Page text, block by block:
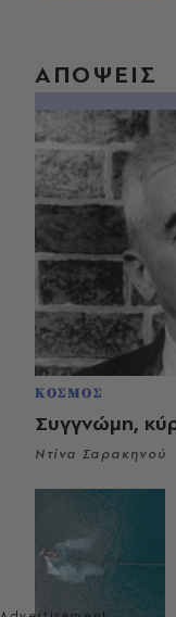
ΑΠΟΨΕΙΣ
ΚΟΣΜΟΣ
Συγγνώμη,
Ντίνα Σαρακηνού